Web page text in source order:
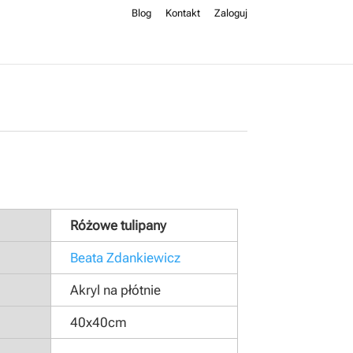
Blog Kontakt Zaloguj
Różowe tulipany
Beata Zdankiewicz
Akryl na płótnie
40x40cm